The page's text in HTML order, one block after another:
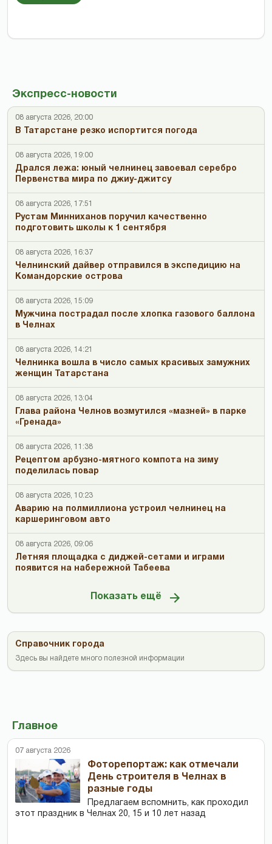
Экспресс-новости
08 августа 2026, 20:00
В Татарстане резко испортится погода
08 августа 2026, 19:00
Дрался лежа: юный челнинец завоевал серебро
Первенства мира по джиу-джитсу
08 августа 2026, 17:51
Рустам Минниханов поручил качественно
подготовить школы к 1 сентября
08 августа 2026, 16:37
Челнинский дайвер отправился в экспедицию на
Командорские острова
08 августа 2026, 15:09
Мужчина пострадал после хлопка газового баллона
в Челнах
08 августа 2026, 14:21
Челнинка вошла в число самых красивых замужних
женщин Татарстана
08 августа 2026, 13:04
Глава района Челнов возмутился «мазней» в парке
«Гренада»
08 августа 2026, 11:38
Рецептом арбузно-мятного компота на зиму
поделилась повар
08 августа 2026, 10:23
Аварию на полмиллиона устроил челнинец на
каршеринговом авто
08 августа 2026, 09:06
Летняя площадка с диджей-сетами и играми
появится на набережной Табеева
Показать ещё
Справочник города
Здесь вы найдете много полезной информации
Главное
07 августа 2026
Фоторепортаж: как отмечали
День строителя в Челнах в
разные годы
Предлагаем вспомнить, как проходил
этот праздник в Челнах 20, 15 и 10 лет назад